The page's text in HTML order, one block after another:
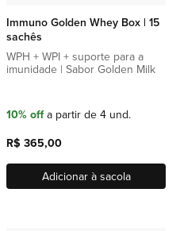
Immuno Golden Whey Box | 15
sachês
WPH + WPI + suporte para a
imunidade | Sabor Golden Milk
10% offa partir de 4 und.
R$ 365,00
Adicionar à sacola